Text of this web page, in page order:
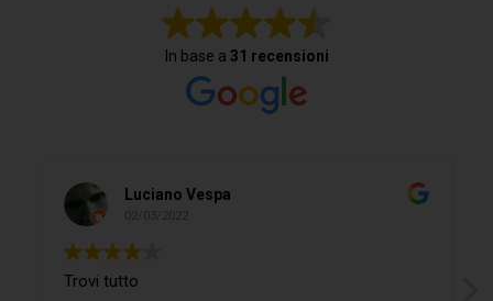
In base a 31 recensioni
Luciano Vespa
02/03/2022
Trovi tutto